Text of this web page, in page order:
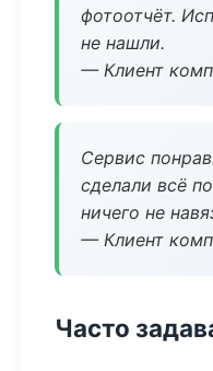
фотоотчёт.
не нашли.
— Клиент
Сервис
сделали всё
ничего не
— Клиент
Часто